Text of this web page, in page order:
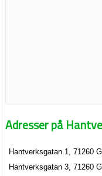
Adresser på
Hantverksgatan 1, 71260
Hantverksgatan 3, 71260